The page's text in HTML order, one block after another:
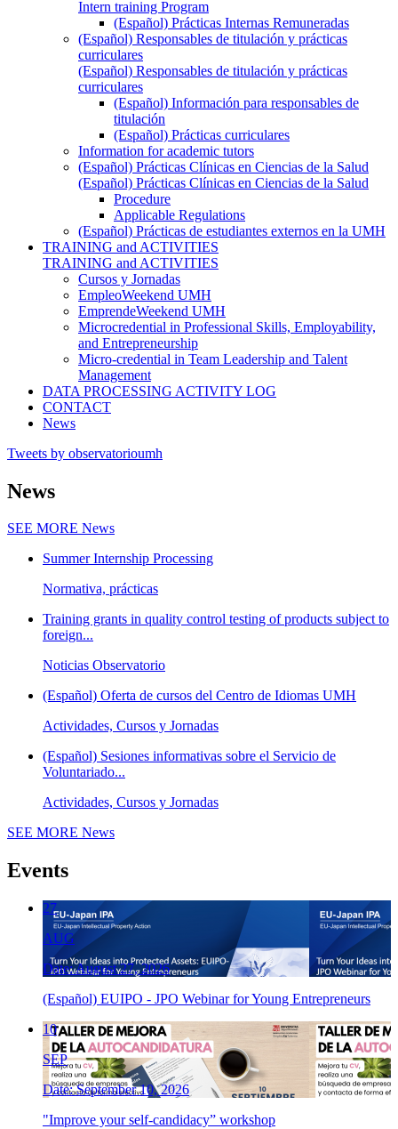
Intern training Program
(Español) Prácticas Internas Remuneradas
(Español) Responsables de titulación y prácticas
curriculares
(Español) Responsables de titulación y prácticas
curriculares
(Español) Información para responsables de
titulación
(Español) Prácticas curriculares
Information for academic tutors
(Español) Prácticas Clínicas en Ciencias de la Salud
(Español) Prácticas Clínicas en Ciencias de la Salud
Procedure
Applicable Regulations
(Español) Prácticas de estudiantes externos en la UMH
TRAINING and ACTIVITIES
TRAINING and ACTIVITIES
Cursos y Jornadas
EmpleoWeekend UMH
EmprendeWeekend UMH
Microcredential in Professional Skills, Employability,
and Entrepreneurship
Micro-credential in Team Leadership and Talent
Management
DATA PROCESSING ACTIVITY LOG
CONTACT
News
Tweets by observatorioumh
News
SEE MORE News
Summer Internship Processing
Normativa, prácticas
Training grants in quality control testing of products subject to
foreign...
Noticias Observatorio
(Español) Oferta de cursos del Centro de Idiomas UMH
Actividades, Cursos y Jornadas
(Español) Sesiones informativas sobre el Servicio de
Voluntariado...
Actividades, Cursos y Jornadas
SEE MORE News
Events
27
AUG
Date: August 27, 2026
(Español) EUIPO - JPO Webinar for Young Entrepreneurs
10
SEP
Date: September 10, 2026
"Improve your self-candidacy” workshop